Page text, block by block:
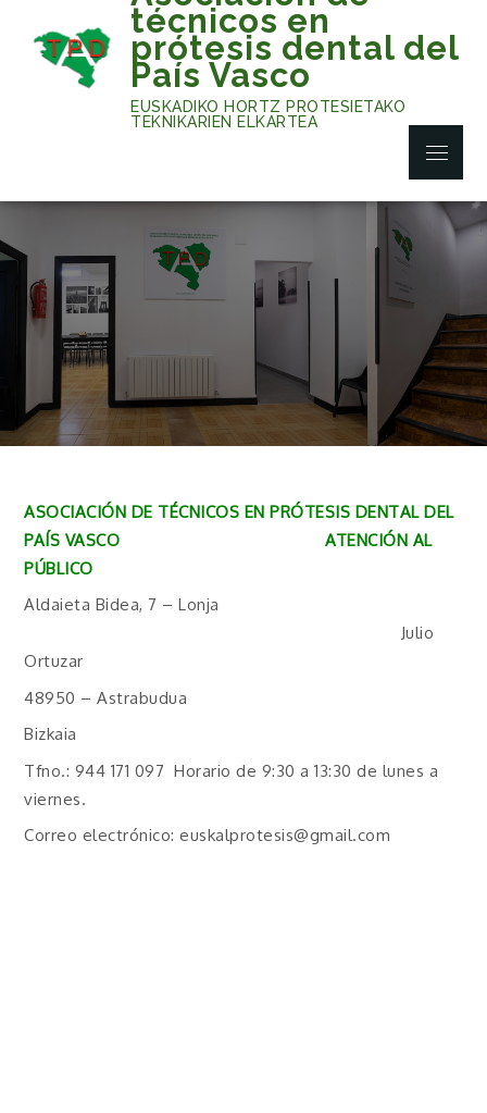
content
técnicos en
prótesis dental del
País Vasco
EUSKADIKO HORTZ PROTESIETAKO
TEKNIKARIEN ELKARTEA
Menu
ASOCIACIÓN DE TÉCNICOS EN PRÓTESIS DENTAL DEL
PAÍS VASCO ATENCIÓN AL
PÚBLICO
Aldaieta Bidea, 7 – Lonja
Julio
Ortuzar
48950 – Astrabudua
Bizkaia
Tfno.: 944 171 097 Horario de 9:30 a 13:30 de lunes a
viernes.
Correo electrónico: euskalprotesis@gmail.com